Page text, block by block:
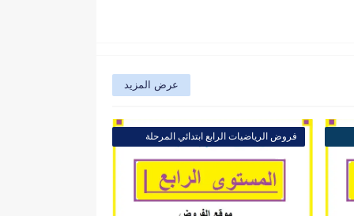
عرض المزيد
فروض الرياضيات الرابع ابتدائي المرحلة
الثالثة